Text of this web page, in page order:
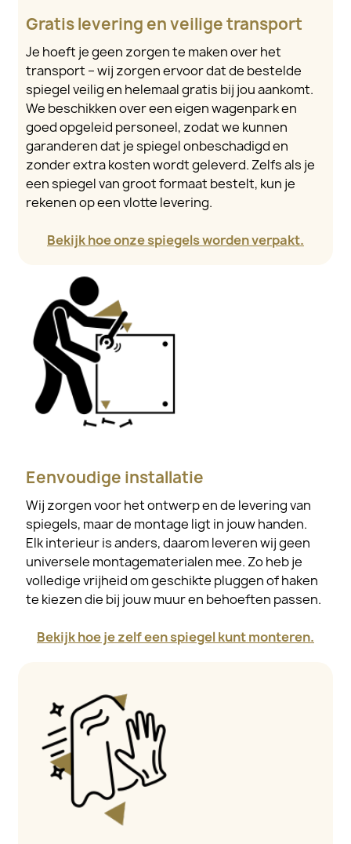
Gratis levering en veilige transport
Je hoeft je geen zorgen te maken over het
transport – wij zorgen ervoor dat de bestelde
spiegel veilig en helemaal gratis bij jou aankomt.
We beschikken over een eigen wagenpark en
goed opgeleid personeel, zodat we kunnen
garanderen dat je spiegel onbeschadigd en
zonder extra kosten wordt geleverd. Zelfs als je
een spiegel van groot formaat bestelt, kun je
rekenen op een vlotte levering.
Bekijk hoe onze spiegels worden verpakt.
Eenvoudige installatie
Wij zorgen voor het ontwerp en de levering van
spiegels, maar de montage ligt in jouw handen.
Elk interieur is anders, daarom leveren wij geen
universele montagematerialen mee. Zo heb je
volledige vrijheid om geschikte pluggen of haken
te kiezen die bij jouw muur en behoeften passen.
Bekijk hoe je zelf een spiegel kunt monteren.